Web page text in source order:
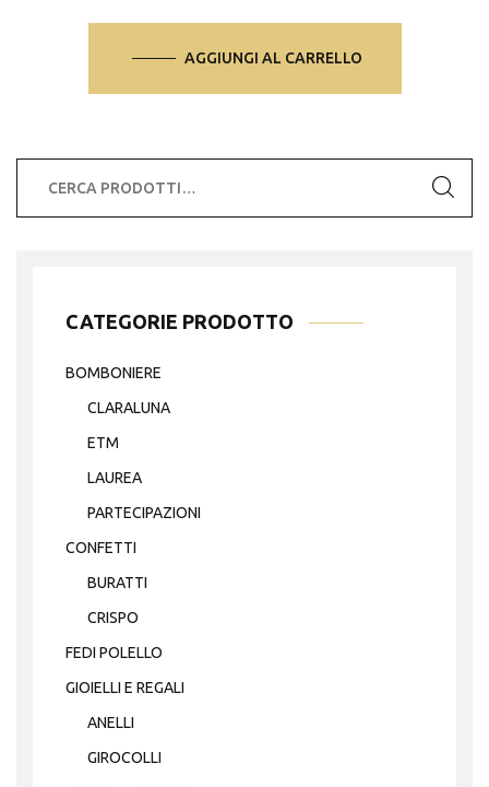
AGGIUNGI AL CARRELLO
CATEGORIE PRODOTTO
BOMBONIERE
CLARALUNA
ETM
LAUREA
PARTECIPAZIONI
CONFETTI
BURATTI
CRISPO
FEDI POLELLO
GIOIELLI E REGALI
ANELLI
GIROCOLLI